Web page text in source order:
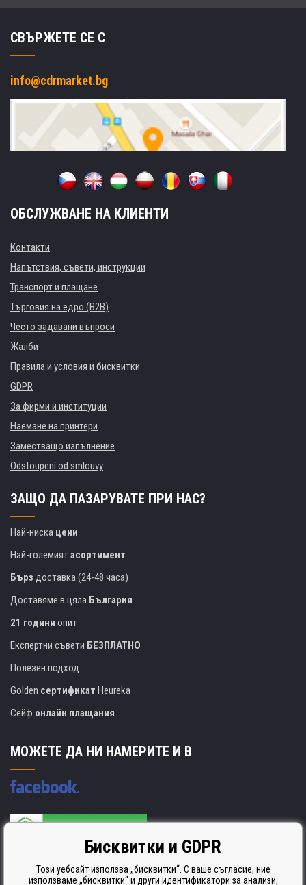
СВЪРЖЕТЕ СЕ С
info@cdrmarket.bg
ОБСЛУЖВАНЕ НА КЛИЕНТИ
Контакти
Напътствия, съвети, инструкции
Транспорт и плащане
Търговия на едро (B2B)
Често задавани въпроси
Жалби
Правила и условия и бисквитки
GDPR
За фирми и институции
Наемане на принтери
Заместващо изпълнение
Odstoupení od smlouvy
ЗАЩО ДА ПАЗАРУВАТЕ ПРИ НАС?
Най-ниска цени
Най-големиятасортимент
Бърз доставка (24-48 часа)
Доставяме в цяла България
21 години опит
Експертни съвети БЕЗПЛАТНО
Полезен подход
Golden сертификат Heureka
Сейф онлайн плащания
МОЖЕТЕ ДА НИ НАМЕРИТЕ И В
Производителят на касети е сертифициран
ISO 9001. ISO 14001 и STMC.
Бисквитки и GDPR
Този уебсайт използва „бисквитки“. С ваше съгласие, ние
използваме „бисквитки“ и други идентификатори за анализи,